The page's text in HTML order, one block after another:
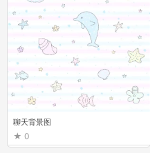
聊天背景图
0